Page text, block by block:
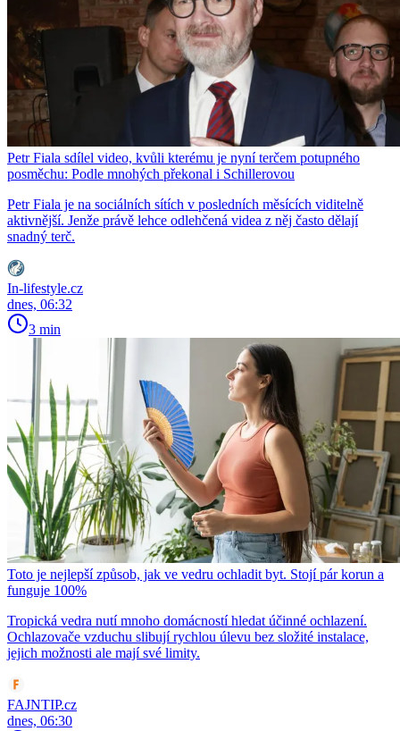
Petr Fiala sdílel video, kvůli kterému je nyní terčem potupného
posměchu: Podle mnohých překonal i Schillerovou
Petr Fiala je na sociálních sítích v posledních měsících viditelně
aktivnější. Jenže právě lehce odlehčená videa z něj často dělají
snadný terč.
In-lifestyle.cz
dnes, 06:32
3 min
Toto je nejlepší způsob, jak ve vedru ochladit byt. Stojí pár korun a
funguje 100%
Tropická vedra nutí mnoho domácností hledat účinné ochlazení.
Ochlazovače vzduchu slibují rychlou úlevu bez složité instalace,
jejich možnosti ale mají své limity.
FAJNTIP.cz
dnes, 06:30